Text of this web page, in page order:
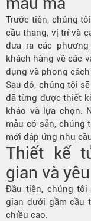
Trước tiên, chúng
cầu thang, vị trí và
đưa ra các
khách hàng về các
dụng và phong
Sau đó, chúng tôi
đã từng được thiết
khảo và lựa chọn.
mẫu có sẵn, chúng
mới đáp ứng nhu
Thiết kế
gian và
Đầu tiên, chúng
gian dưới gầm cầu
chiều cao.